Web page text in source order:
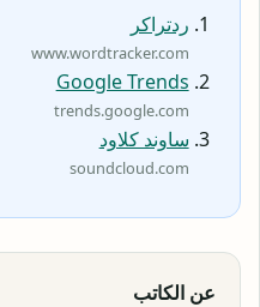
ردتراكر
www.wordtracker.com
Google Trends
trends.google.com
ساوند كلاود
soundcloud.com
عن الكاتب